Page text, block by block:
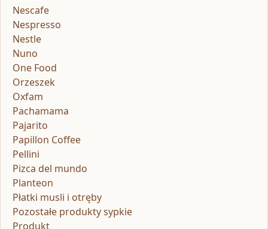
Nescafe
Nespresso
Nestle
Nuno
One Food
Orzeszek
Oxfam
Pachamama
Pajarito
Papillon Coffee
Pellini
Pizca del mundo
Planteon
Płatki musli i otręby
Pozostałe produkty sypkie
Produkt